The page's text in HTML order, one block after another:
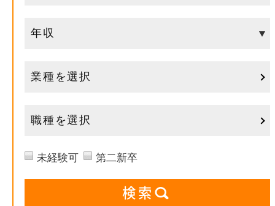
業種を選択
職種を選択
未経験可 第二新卒